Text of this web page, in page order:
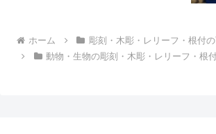
ホーム
彫刻・木彫・レリーフ・根付
動物・生物の彫刻・木彫・レリーフ・根